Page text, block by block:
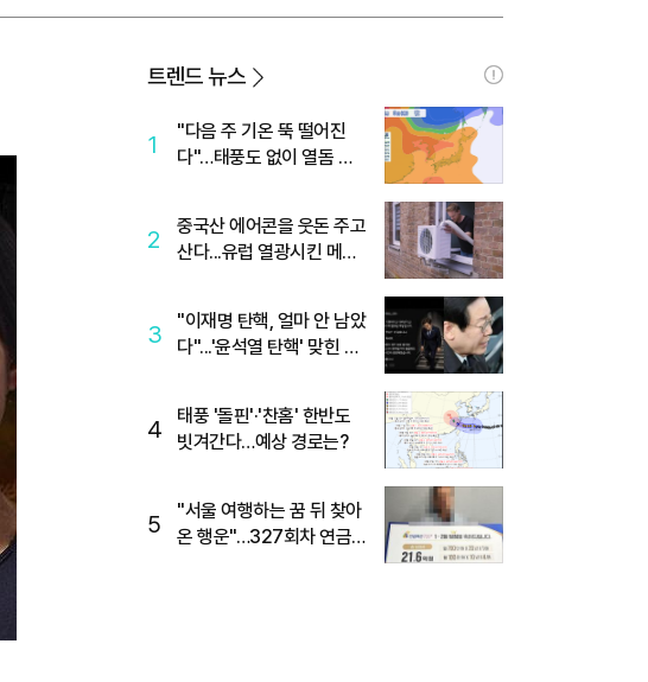
트
트
트렌드 뉴스
1
"다음 주 기온 뚝 떨어진
다"…태풍도 없이 열돔 박
2
중국산 에어콘을 웃돈 주고
산다...유럽 열광시킨 메이
3
"이재명 탄핵, 얼마 안 남았
다"...'윤석열 탄핵' 맞힌 무
4
태풍 '돌핀'·'찬홈' 한반도
빗겨간다…예상 경로는?
5
"서울 여행하는 꿈 뒤 찾아
온 행운"…327회차 연금